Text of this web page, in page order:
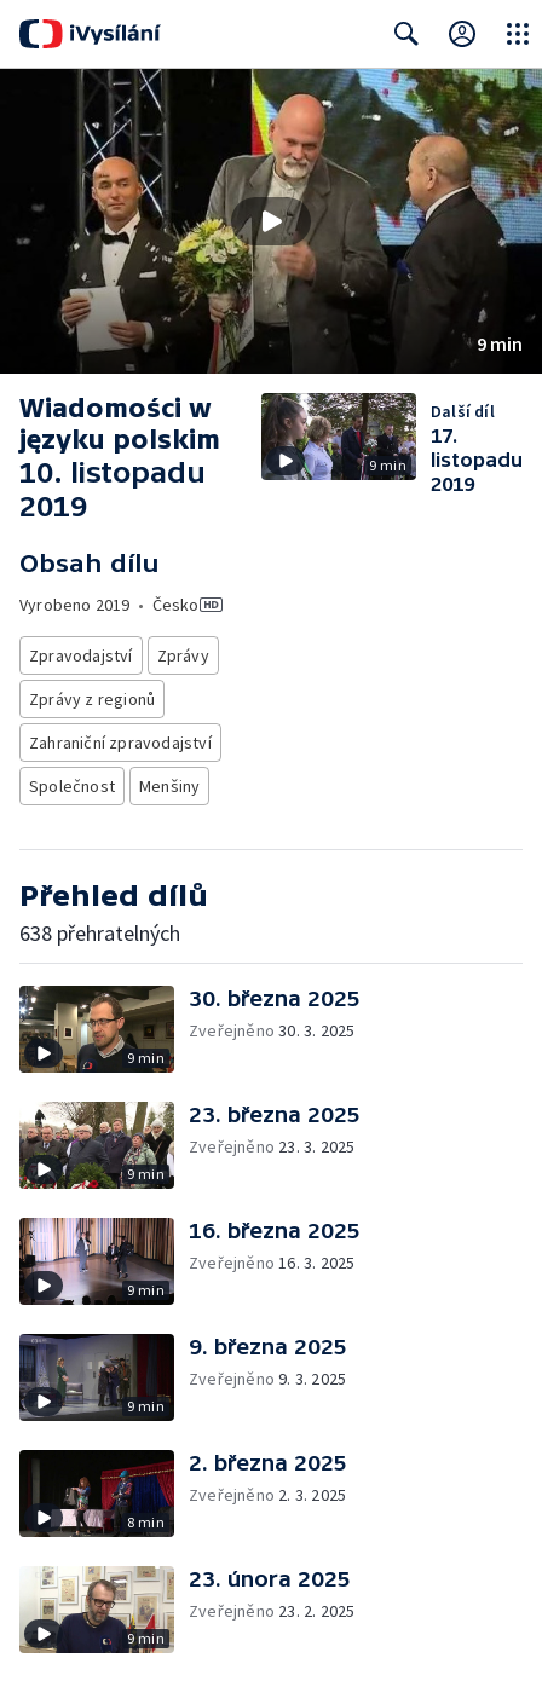
Search Close
9 min
Wiadomości w
języku polskim
10. listopadu
2019
Obsah dílu
Vyrobeno 2019 • Česko
Zpravodajství
Zprávy
Zprávy z regionů
Zahraniční zpravodajství
Společnost
Menšiny
9 min
Další díl
17.
listopadu
2019
Přehled dílů
638 přehratelných
9 min
30. března 2025
Zveřejněno30. 3. 2025
9 min
23. března 2025
Zveřejněno 23. 3. 2025
9 min
16. března 2025
Zveřejněno16. 3. 2025
9 min
9. března 2025
Zveřejněno9. 3. 2025
8 min
2. března 2025
Zveřejněno 2. 3. 2025
9 min
23. února 2025
Zveřejněno 23. 2. 2025